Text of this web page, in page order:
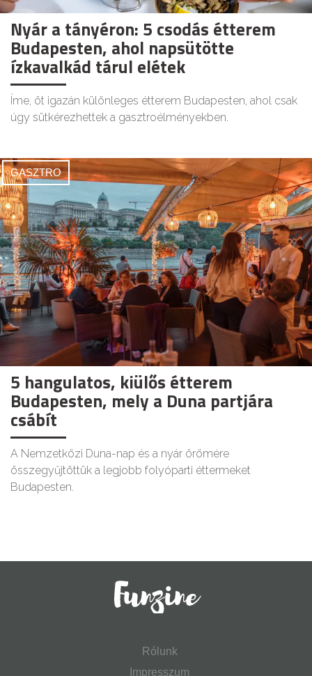
Nyár a tányéron: 5 csodás étterem
Budapesten, ahol napsütötte
ízkavalkád tárul elétek
Íme, öt igazán különleges étterem Budapesten, ahol csak
úgy sütkérezhettek a gasztroélményekben.
GASZTRO
5 hangulatos, kiülős étterem
Budapesten, mely a Duna partjára
csábít
A Nemzetközi Duna-nap és a nyár örömére
összegyűjtöttük a legjobb folyóparti éttermeket
Budapesten.
Rólunk
Impresszum